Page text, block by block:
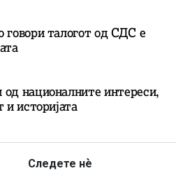
талогот од СДС е
националните интереси,
и историјата
Следете нѐ